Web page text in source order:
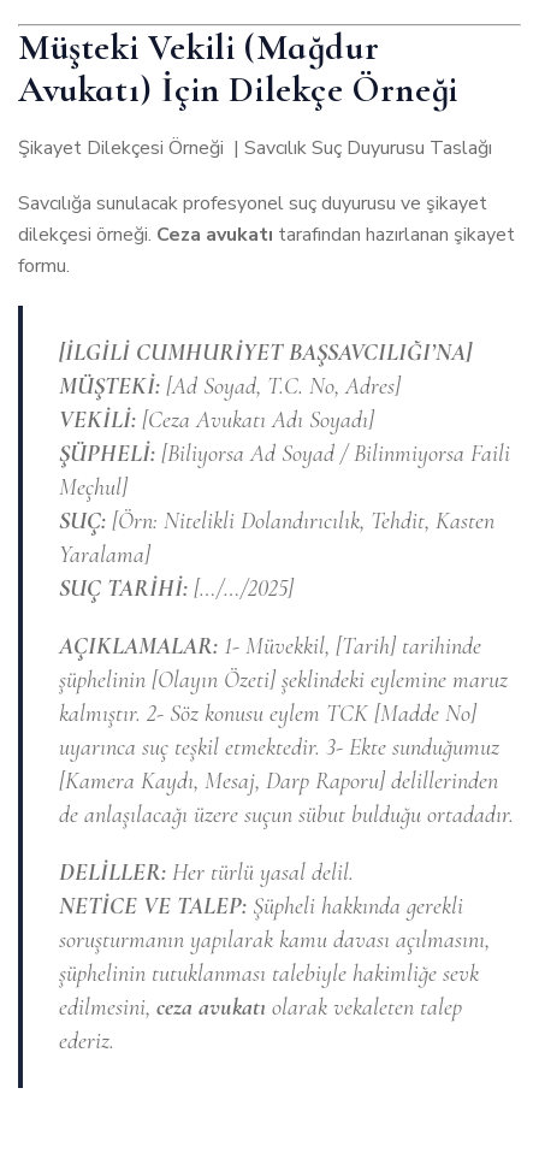
Müşteki Vekili (Mağdur
Avukatı) İçin Dilekçe Örneği
Şikayet Dilekçesi Örneği | Savcılık Suç Duyurusu Taslağı
Savcılığa sunulacak profesyonel suç duyurusu ve şikayet
dilekçesi örneği. Ceza avukatı tarafından hazırlanan şikayet
formu.
[İLGİLİ CUMHURİYET BAŞSAVCILIĞI’NA]
MÜŞTEKİ: [Ad Soyad, T.C. No, Adres]
VEKİLİ: [Ceza Avukatı Adı Soyadı]
ŞÜPHELİ: [Biliyorsa Ad Soyad / Bilinmiyorsa Faili
Meçhul]
SUÇ: [Örn: Nitelikli Dolandırıcılık, Tehdit, Kasten
Yaralama]
SUÇ TARİHİ: […/…/2025]
AÇIKLAMALAR: 1- Müvekkil, [Tarih] tarihinde
şüphelinin [Olayın Özeti] şeklindeki eylemine maruz
kalmıştır. 2- Söz konusu eylem TCK [Madde No]
uyarınca suç teşkil etmektedir. 3- Ekte sunduğumuz
[Kamera Kaydı, Mesaj, Darp Raporu] delillerinden
de anlaşılacağı üzere suçun sübut bulduğu ortadadır.
DELİLLER: Her türlü yasal delil.
NETİCE VE TALEP: Şüpheli hakkında gerekli
soruşturmanın yapılarak kamu davası açılmasını,
şüphelinin tutuklanması talebiyle hakimliğe sevk
edilmesini, ceza avukatı olarak vekaleten talep
ederiz.